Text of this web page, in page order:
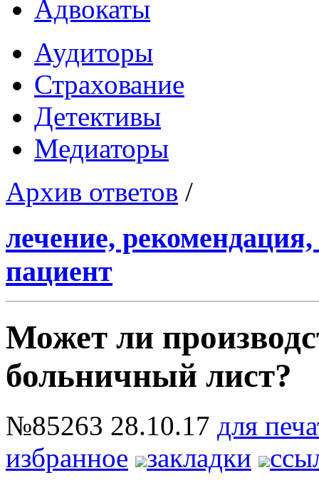
Адвокаты
Аудиторы
Страхование
Детективы
Медиаторы
Архив ответов /
лечение,
пациент
Может ли
больничный лист?
№85263 28.10.17 для
избранное
закладки